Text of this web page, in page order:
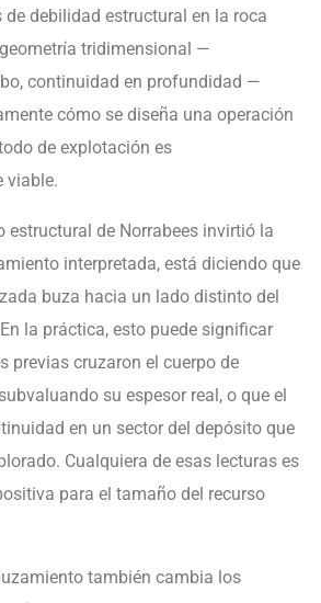
debilidad estructural en la roca
tridimensional —
continuidad en profundidad —
cómo se diseña una operación
de explotación es
viable.
estructural de Norrabees invirtió la
interpretada, está diciendo que
buza hacia un lado distinto del
la práctica, esto puede significar
previas cruzaron el cuerpo de
su espesor real, o que el
en un sector del depósito que
Cualquiera de esas lecturas es
para el tamaño del recurso
también cambia los